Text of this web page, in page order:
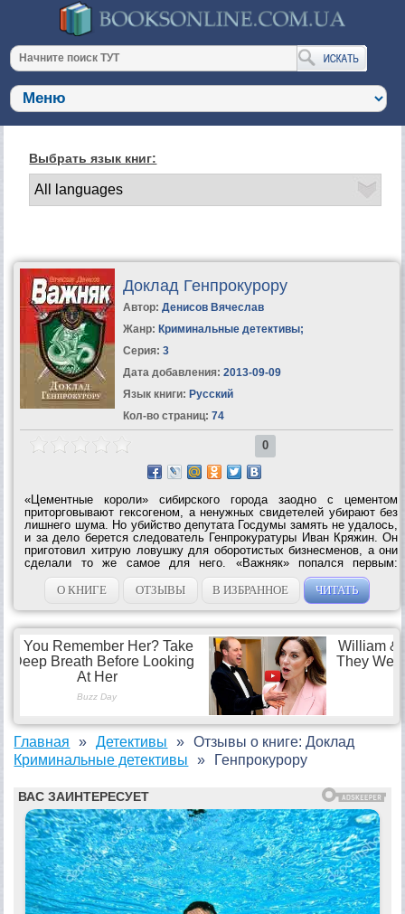
Выбрать язык книг:
Доклад Генпрокурору
Автор: Денисов Вячеслав
Жанр: Криминальные детективы;
Серия: 3
Дата добавления: 2013-09-09
Язык книги: Русский
Кол-во страниц: 74
0
«Цементные короли» сибирского города заодно с цементом
приторговывают гексогеном, а ненужных свидетелей убирают без
лишнего шума. Но убийство депутата Госдумы замять не удалось,
и за дело берется следователь Генпрокуратуры Иван Кряжин. Он
приготовил хитрую ловушку для оборотистых бизнесменов, а они
сделали то же самое для него. «Важняк» попался первым:
кассета с весьма пикантным компроматом не только сведет на нет
результаты...
О КНИГЕ ОТЗЫВЫ В ИЗБРАННОЕ ЧИТАТЬ
Главная
Детективы
Криминальные детективы
Отзывы о книге: Доклад
Генпрокурору